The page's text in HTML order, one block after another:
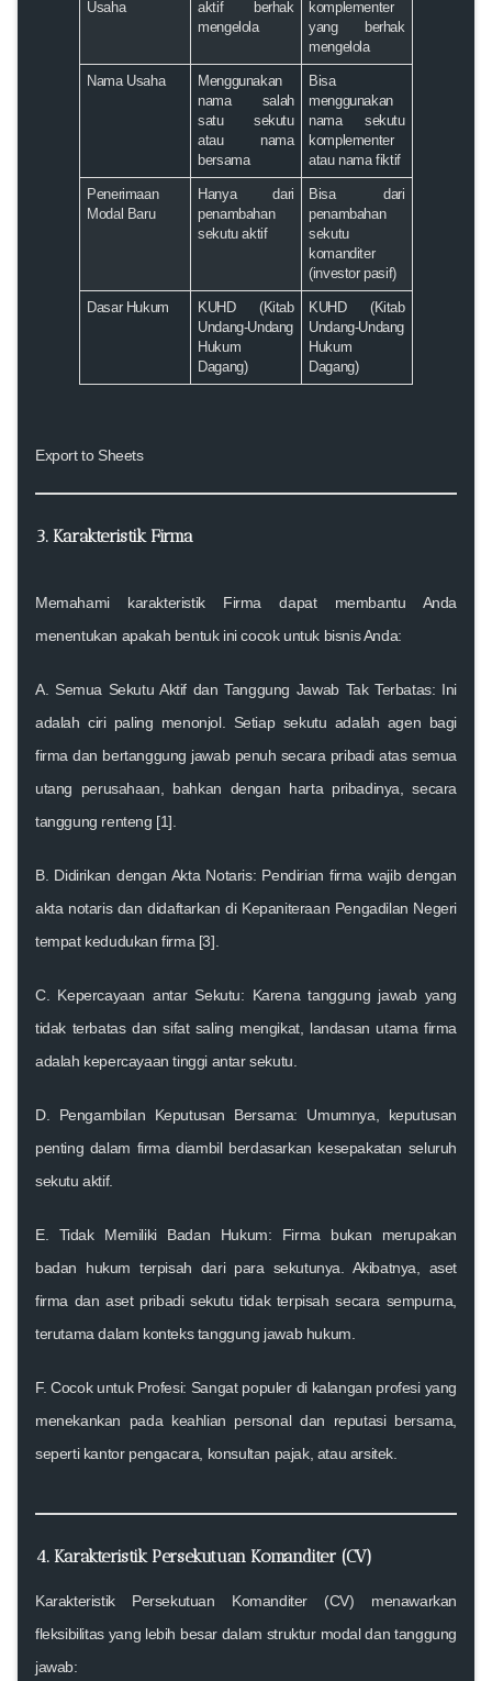
Usaha
aktif berhak
mengelola
komplementer
yang berhak
mengelola
Nama Usaha
Menggunakan
nama salah
satu sekutu
atau nama
bersama
Bisa
menggunakan
nama sekutu
komplementer
atau nama fiktif
Penerimaan
Modal Baru
Hanya dari
penambahan
sekutu aktif
Bisa dari
penambahan
sekutu
komanditer
(investor pasif)
Dasar Hukum
KUHD (Kitab
Undang-Undang
Hukum
Dagang)
KUHD (Kitab
Undang-Undang
Hukum
Dagang)
Export to Sheets
3. Karakteristik Firma
Memahami karakteristik Firma dapat membantu Anda
menentukan apakah bentuk ini cocok untuk bisnis Anda:
A. Semua Sekutu Aktif dan Tanggung Jawab Tak Terbatas: Ini
adalah ciri paling menonjol. Setiap sekutu adalah agen bagi
firma dan bertanggung jawab penuh secara pribadi atas semua
utang perusahaan, bahkan dengan harta pribadinya, secara
tanggung renteng [1].
B. Didirikan dengan Akta Notaris: Pendirian firma wajib dengan
akta notaris dan didaftarkan di Kepaniteraan Pengadilan Negeri
tempat kedudukan firma [3].
C. Kepercayaan antar Sekutu: Karena tanggung jawab yang
tidak terbatas dan sifat saling mengikat, landasan utama firma
adalah kepercayaan tinggi antar sekutu.
D. Pengambilan Keputusan Bersama: Umumnya, keputusan
penting dalam firma diambil berdasarkan kesepakatan seluruh
sekutu aktif.
E. Tidak Memiliki Badan Hukum: Firma bukan merupakan
badan hukum terpisah dari para sekutunya. Akibatnya, aset
firma dan aset pribadi sekutu tidak terpisah secara sempurna,
terutama dalam konteks tanggung jawab hukum.
F. Cocok untuk Profesi: Sangat populer di kalangan profesi yang
menekankan pada keahlian personal dan reputasi bersama,
seperti kantor pengacara, konsultan pajak, atau arsitek.
4. Karakteristik Persekutuan Komanditer (CV)
Karakteristik Persekutuan Komanditer (CV) menawarkan
fleksibilitas yang lebih besar dalam struktur modal dan tanggung
jawab: